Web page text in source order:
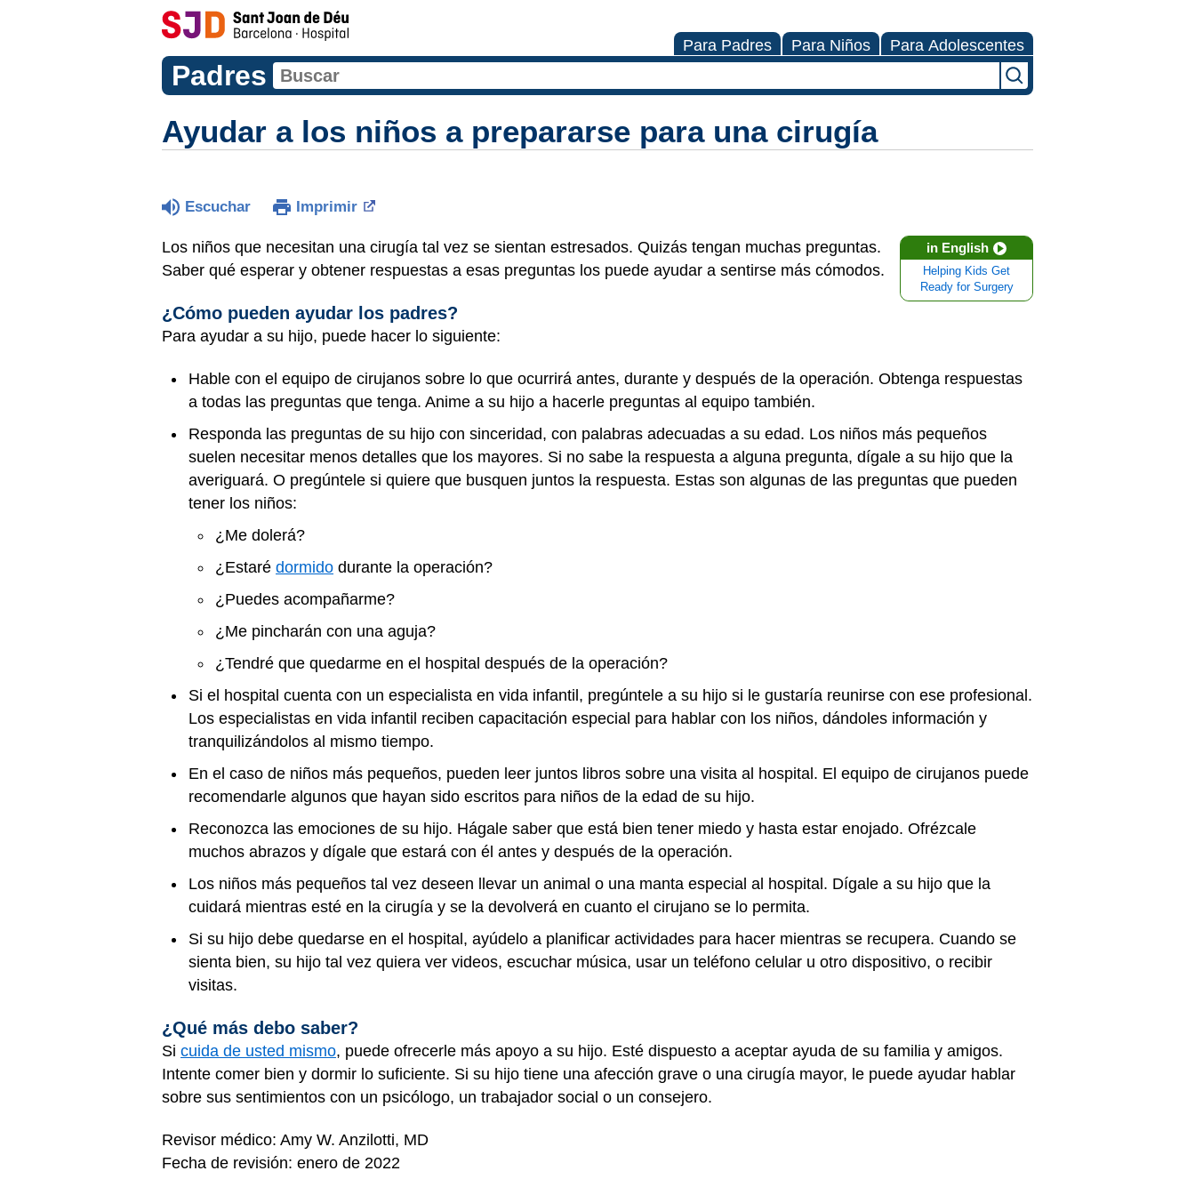
Para Padres Para Niños Para Adolescentes
Padres
Ayudar a los niños a prepararse para una cirugía
Escuchar Imprimir
in English
Helping Kids Get
Ready for Surgery
Los niños que necesitan una cirugía tal vez se sientan estresados. Quizás tengan muchas preguntas.
Saber qué esperar y obtener respuestas a esas preguntas los puede ayudar a sentirse más cómodos.
¿Cómo pueden ayudar los padres?
Para ayudar a su hijo, puede hacer lo siguiente:
Hable con el equipo de cirujanos sobre lo que ocurrirá antes, durante y después de la operación. Obtenga respuestas
a todas las preguntas que tenga. Anime a su hijo a hacerle preguntas al equipo también.
Responda las preguntas de su hijo con sinceridad, con palabras adecuadas a su edad. Los niños más pequeños
suelen necesitar menos detalles que los mayores. Si no sabe la respuesta a alguna pregunta, dígale a su hijo que la
averiguará. O pregúntele si quiere que busquen juntos la respuesta. Estas son algunas de las preguntas que pueden
tener los niños:
¿Me dolerá?
¿Estaré dormido durante la operación?
¿Puedes acompañarme?
¿Me pincharán con una aguja?
¿Tendré que quedarme en el hospital después de la operación?
Si el hospital cuenta con un especialista en vida infantil, pregúntele a su hijo si le gustaría reunirse con ese profesional.
Los especialistas en vida infantil reciben capacitación especial para hablar con los niños, dándoles información y
tranquilizándolos al mismo tiempo.
En el caso de niños más pequeños, pueden leer juntos libros sobre una visita al hospital. El equipo de cirujanos puede
recomendarle algunos que hayan sido escritos para niños de la edad de su hijo.
Reconozca las emociones de su hijo. Hágale saber que está bien tener miedo y hasta estar enojado. Ofrézcale
muchos abrazos y dígale que estará con él antes y después de la operación.
Los niños más pequeños tal vez deseen llevar un animal o una manta especial al hospital. Dígale a su hijo que la
cuidará mientras esté en la cirugía y se la devolverá en cuanto el cirujano se lo permita.
Si su hijo debe quedarse en el hospital, ayúdelo a planificar actividades para hacer mientras se recupera. Cuando se
sienta bien, su hijo tal vez quiera ver videos, escuchar música, usar un teléfono celular u otro dispositivo, o recibir
visitas.
¿Qué más debo saber?
Si cuida de usted mismo, puede ofrecerle más apoyo a su hijo. Esté dispuesto a aceptar ayuda de su familia y amigos.
Intente comer bien y dormir lo suficiente. Si su hijo tiene una afección grave o una cirugía mayor, le puede ayudar hablar
sobre sus sentimientos con un psicólogo, un trabajador social o un consejero.
Revisor médico: Amy W. Anzilotti, MD
Fecha de revisión: enero de 2022